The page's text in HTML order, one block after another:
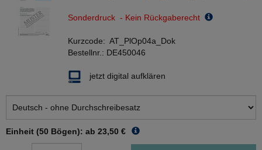
Sonderdruck - Kein Rückgaberecht
Kurzcode: AT_PlOp04a_Dok
Bestellnr.: DE450046
jetzt digital aufklären
Einheit (50 Bögen): ab 23,50 €